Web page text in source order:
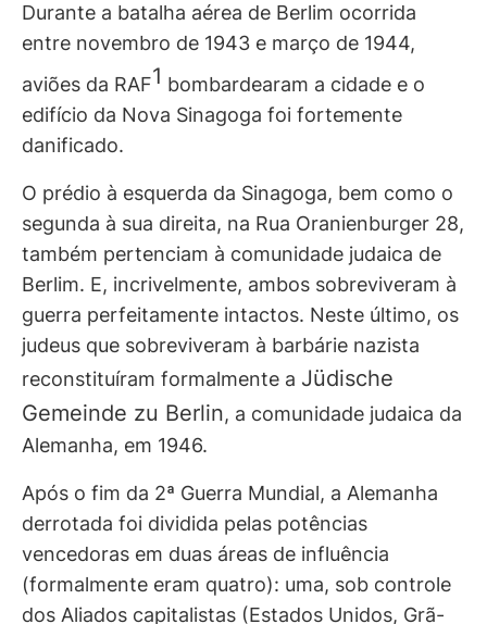
Durante a batalha aérea de Berlim ocorrida
entre novembro de 1943 e março de 1944,
aviões da RAF1 bombardearam a cidade e o
edifício da Nova Sinagoga foi fortemente
danificado.
O prédio à esquerda da Sinagoga, bem como o
segunda à sua direita, na Rua Oranienburger 28,
também pertenciam à comunidade judaica de
Berlim. E, incrivelmente, ambos sobreviveram à
guerra perfeitamente intactos. Neste último, os
judeus que sobreviveram à barbárie nazista
reconstituíram formalmente a Jüdische
Gemeinde zu Berlin, a comunidade judaica da
Alemanha, em 1946.
Após o fim da 2ª Guerra Mundial, a Alemanha
derrotada foi dividida pelas potências
vencedoras em duas áreas de influência
(formalmente eram quatro): uma, sob controle
dos Aliados capitalistas (Estados Unidos, Grã-